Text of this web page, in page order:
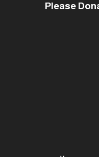
Please